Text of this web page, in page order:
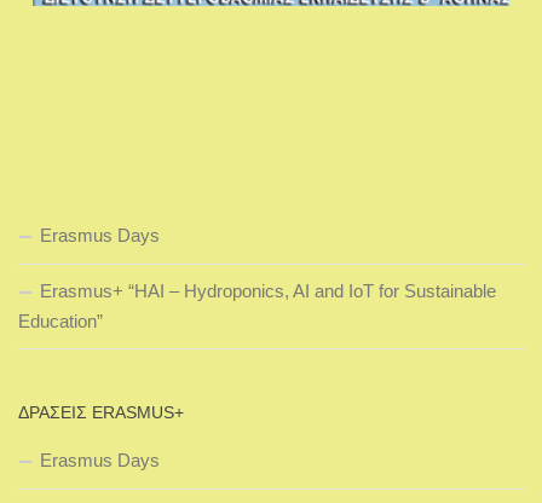
Erasmus Days
Erasmus+ “HAI – Hydroponics, AI and IoT for Sustainable
Education”
ΔΡΆΣΕΙΣ ERASMUS+
Erasmus Days